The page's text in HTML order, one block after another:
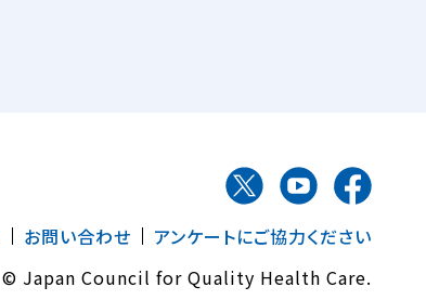
お問い合わせ
アンケートにご協力ください
© Japan Council for Quality Health Care.